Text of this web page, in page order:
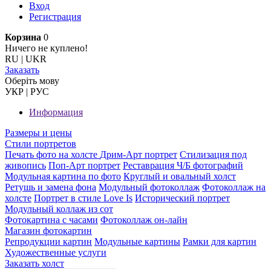
Вход
Регистрация
Корзина 0
Ничего не куплено!
RU | UKR
Заказать
Оберiть мову
УКР | РУС
Информация
Размеры и цены
Стили портретов
Печать фото на холсте Дрим-Арт портрет Стилизация под
живопись Поп-Арт портрет Реставрация Ч/Б фотографий
Модульная картина по фото Круглый и овальный холст
Ретушь и замена фона Модульный фотоколлаж Фотоколлаж на
холсте Портрет в стиле Love Is Исторический портрет
Модульный коллаж из сот
Фотокартина с часами Фотоколлаж он-лайн
Магазин фотокартин
Репродукции картин Модульные картины Рамки для картин
Художественные услуги
Заказать холст